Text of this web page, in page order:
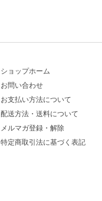
ショップホーム
お問い合わせ
お支払い方法について
配送方法・送料について
メルマガ登録・解除
特定商取引法に基づく表記